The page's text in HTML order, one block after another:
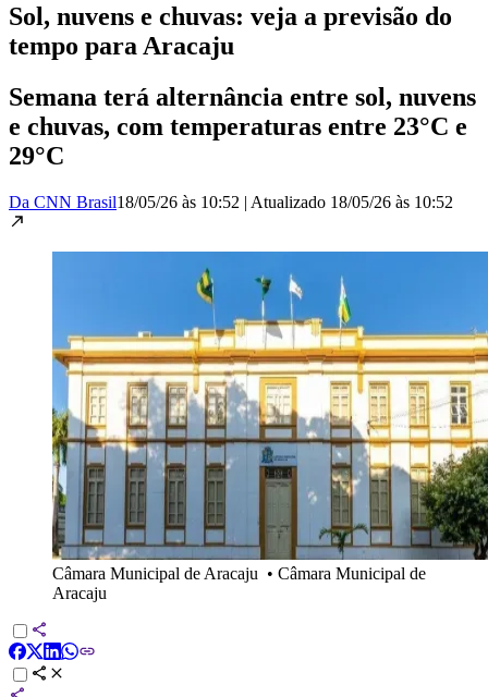
Sol, nuvens e chuvas: veja a previsão do
tempo para Aracaju
Semana terá alternância entre sol, nuvens
e chuvas, com temperaturas entre 23°C e
29°C
Da CNN Brasil18/05/26 às 10:52 | Atualizado 18/05/26 às 10:52
Câmara Municipal de Aracaju • Câmara Municipal de
Aracaju